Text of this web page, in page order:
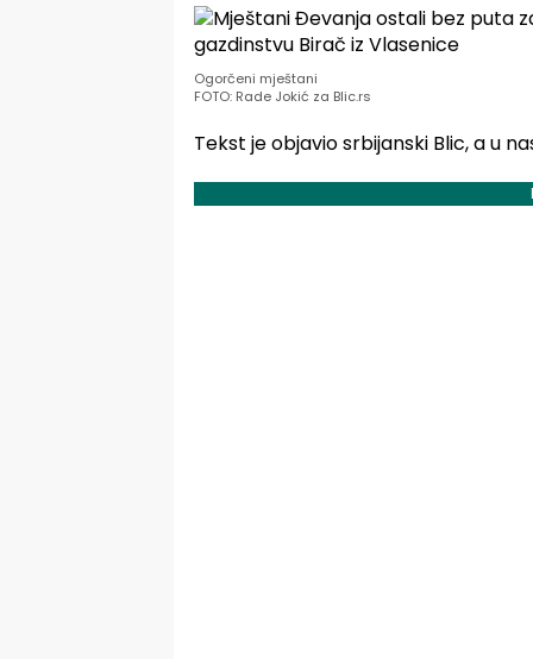
Ogorčeni mještani
FOTO: Rade Jokić za Blic.rs
Tekst je objavio srbijanski Blic, a u